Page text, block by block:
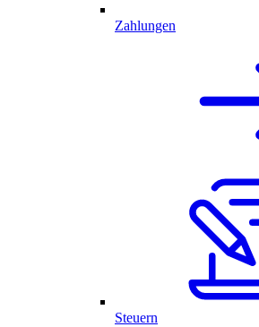
Zahlungen
Steuern